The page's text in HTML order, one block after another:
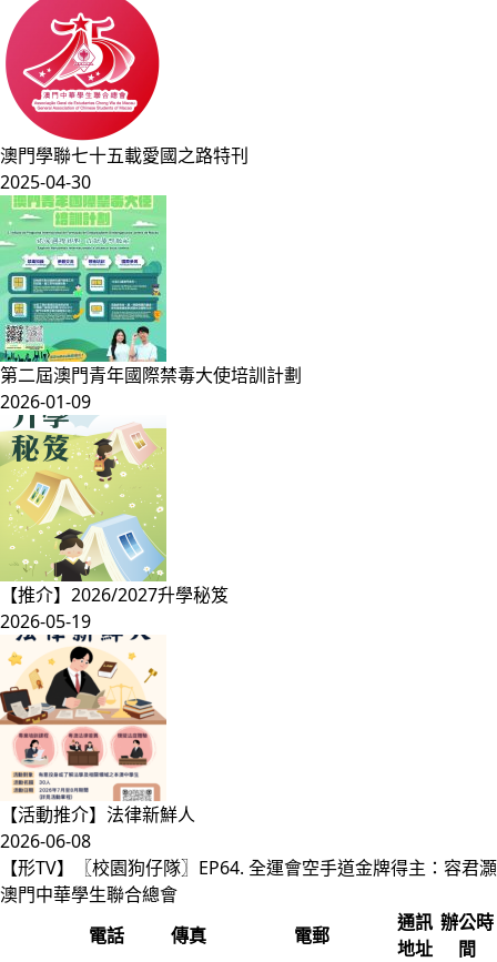
澳門學聯七十五載愛國之路特刊
2025-04-30
第二屆澳門青年國際禁毒大使培訓計劃
2026-01-09
【推介】2026/2027升學秘笈
2026-05-19
【活動推介】法律新鮮人
2026-06-08
【形TV】〖校園狗仔隊〗EP64. 全運會空手道金牌得主：容君灝
澳門中華學生聯合總會
電話
傳真 電郵
通訊
地址
辦公時
間